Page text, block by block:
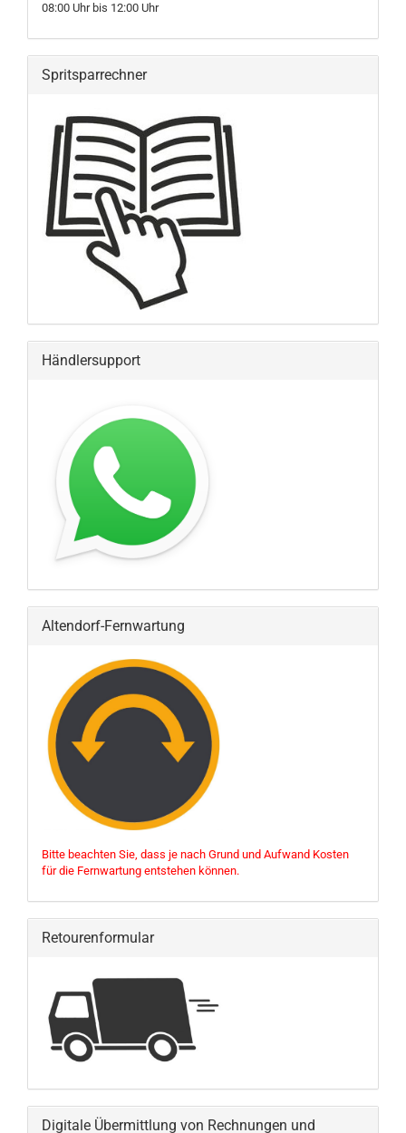
08:00 Uhr bis 12:00 Uhr
Spritsparrechner
Händlersupport
Altendorf-Fernwartung
Bitte beachten Sie, dass je nach Grund und Aufwand Kosten
für die Fernwartung entstehen können.
Retourenformular
Digitale Übermittlung von Rechnungen und